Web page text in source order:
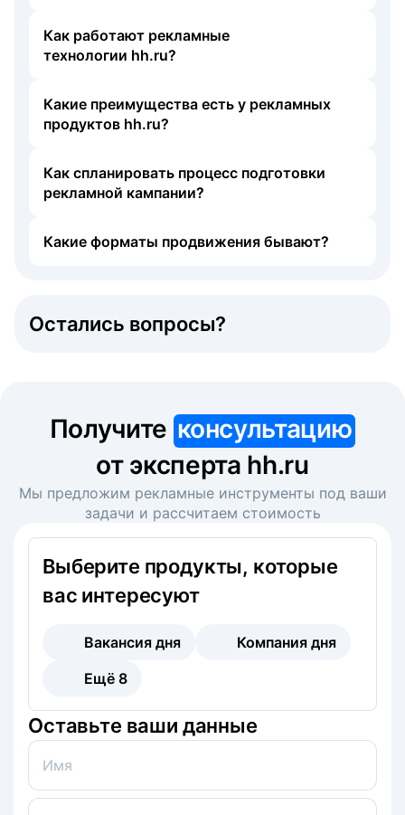
Как работают рекламные
технологии hh.ru?
Какие преимущества есть у рекламных
продуктов hh.ru?
Как спланировать процесс подготовки
рекламной кампании?
Какие форматы продвижения бывают?
Остались вопросы?
Получите консультацию
от эксперта hh.ru
Мы предложим рекламные инструменты под ваши
задачи и рассчитаем стоимость
Выберите продукты, которые
вас интересуют
Вакансия дня
Компания дня
Ещё 8
Оставьте ваши данные
Имя